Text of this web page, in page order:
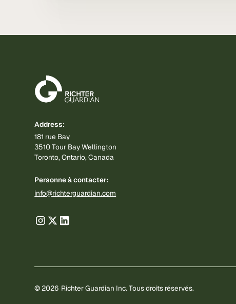
Address:
181 rue Bay
3510 Tour Bay Wellington
Toronto, Ontario, Canada
Personne à contacter:
info@richterguardian.com
©2026 Richter Guardian Inc. Tous droits réservés.